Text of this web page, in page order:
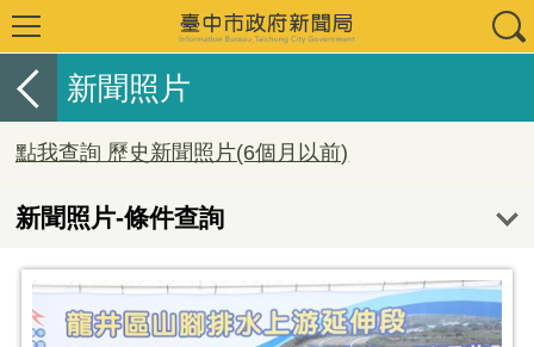
新聞照片
點我查詢 歷史新聞照片(6個月以前)
新聞照片-條件查詢